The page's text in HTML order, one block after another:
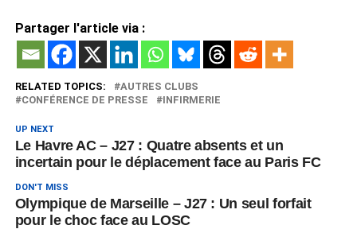
Partager l'article via :
RELATED TOPICS:
AUTRES CLUBS
CONFÉRENCE DE PRESSE
INFIRMERIE
UP NEXT
Le Havre AC – J27 : Quatre absents et un
incertain pour le déplacement face au Paris FC
DON'T MISS
Olympique de Marseille – J27 : Un seul forfait
pour le choc face au LOSC